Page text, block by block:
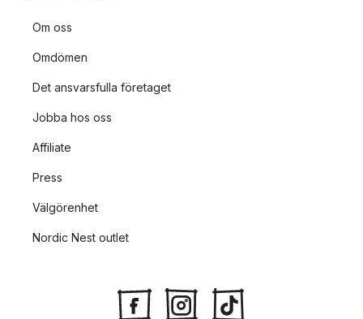
Om oss
Omdömen
Det ansvarsfulla företaget
Jobba hos oss
Affiliate
Press
Välgörenhet
Nordic Nest outlet